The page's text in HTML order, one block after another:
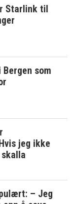
Starlink til
som
jeg ikke
– Jeg